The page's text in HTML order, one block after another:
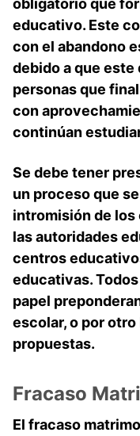
educativo. Este
con el abandono
debido a que
personas que
con
continúan
Se debe tener
un proceso que
intromisión de
las autoridades
centros
educativas.
papel
escolar, o por
propuestas.
Fracaso
El fracaso